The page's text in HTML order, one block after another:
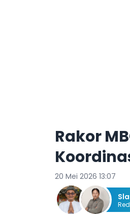
Rakor
20 Mei 2026 13:07